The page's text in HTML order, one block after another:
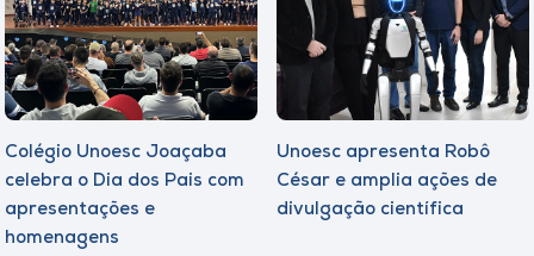
Colégio Unoesc Joaçaba
celebra o Dia dos Pais com
apresentações e
homenagens
Unoesc apresenta Robô
César e amplia ações de
divulgação científica